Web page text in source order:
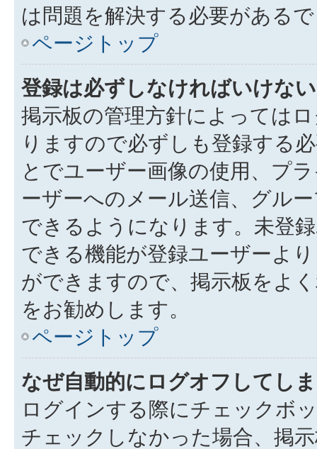
は問題を解決する必要がある
ページトップ
登録は必ずしなければいけな
掲示板の管理方針によっては
りますので必ずしも登録する
とでユーザー画像の使用、プ
ーザーへのメール送信、グル
できるようになります。未登
できる機能が登録ユーザーよ
ができますので、掲示板をよ
をお勧めします。
ページトップ
なぜ自動的にログオフしてし
ログインする際にチェックボ
チェックしなかった場合、掲